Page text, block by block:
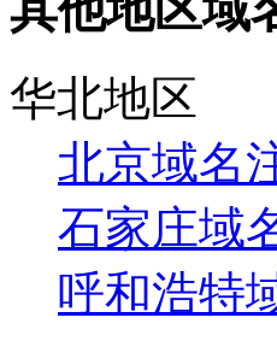
华北地区
北京域名
石家庄域
呼和浩特